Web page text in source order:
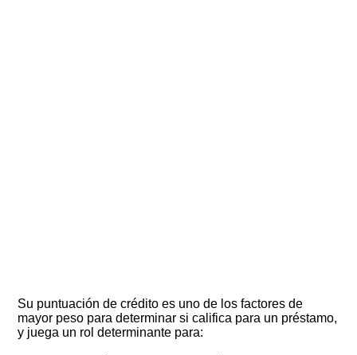
Su puntuación de crédito es uno de los factores de
mayor peso para determinar si califica para un préstamo,
y juega un rol determinante para: